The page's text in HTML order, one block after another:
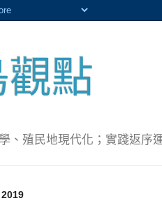
點
、殖民地現代化；實踐返序